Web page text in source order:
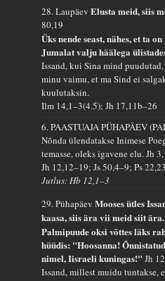
28. LaupäevElusta meid, siis
80,19
Üks nende seast, nähes, et ta
Jumalat valju häälega
Issand, kui Sina mind
minu vaimu, et ma Sind ei
kuulutaksin.
Ilm 14,1–3(4.5); Jh 17,11b–26
6. PAASTUAJA PÜHAPÄEV
Nõnda ülendatakse Inimese
temasse, oleks igavene elu.Jh
Jh 12,12–19; Js 50,4–9; Ps
Jutlus: Hb 12,1–3
29. PühapäevMooses ütles
kaasa, siis ära vii meid siit
Palmipuude oksi võttes läks
hüüdis: "Hoosanna!
nimel, Iisraeli kuningas!"Jh
Issand, millest muidu tuntakse,